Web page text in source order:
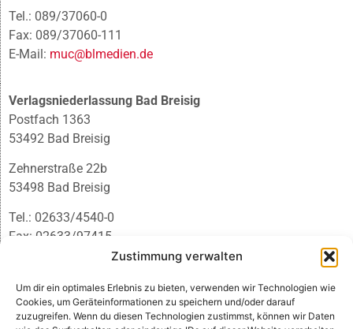
Zustimmung verwalten
Um dir ein optimales Erlebnis zu bieten, verwenden wir Technologien wie
Cookies, um Geräteinformationen zu speichern und/oder darauf
zuzugreifen. Wenn du diesen Technologien zustimmst, können wir Daten
Tel.: 089/37060-0
Fax: 089/37060-111
E-Mail: muc@blmedien.de
Verlagsniederlassung Bad Breisig
Postfach 1363
53492 Bad Breisig
Zehnerstraße 22b
53498 Bad Breisig
Tel.: 02633/4540-0
Fax: 02633/97415
infobb@blmedien.de